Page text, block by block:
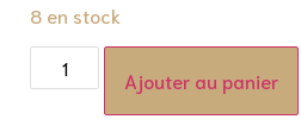
8 en stock
Ajouter au panier